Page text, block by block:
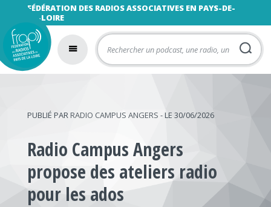
FÉDÉRATION DES RADIOS ASSOCIATIVES EN PAYS-DE-
LA-LOIRE
PUBLIÉ PAR RADIO CAMPUS ANGERS - LE 30/06/2026
Radio Campus Angers
propose des ateliers radio
pour les ados